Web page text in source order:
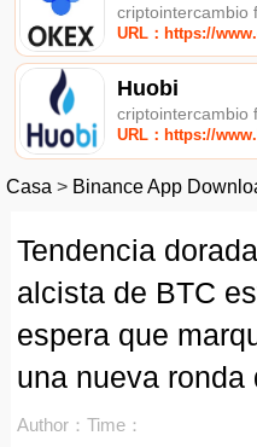
criptointercambio
URL：https://
Huobi
criptointercambio
URL：https://
Casa > Binance App
Tendencia
alcista de BTC
espera que
una nueva ronda
Author： Time：